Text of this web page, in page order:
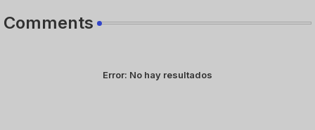
Comments
Error: No hay resultados